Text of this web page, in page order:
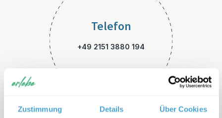
Zustimmung Details Über Cookies
Telefon
+49 2151 3880 194